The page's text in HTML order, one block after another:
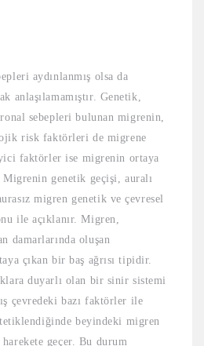
aydınlanmış olsa da
anlaşılamamıştır. Genetik,
sebepleri bulunan migrenin,
risk faktörleri de migrene
faktörler ise migrenin ortaya
Migrenin genetik geçişi, auralı
migren genetik ve çevresel
ile açıklanır. Migren,
damarlarında oluşan
çıkan bir baş ağrısı tipidir.
duyarlı olan bir sinir sistemi
çevredeki bazı faktörler ile
beyindeki migren
geçer. Bu durum